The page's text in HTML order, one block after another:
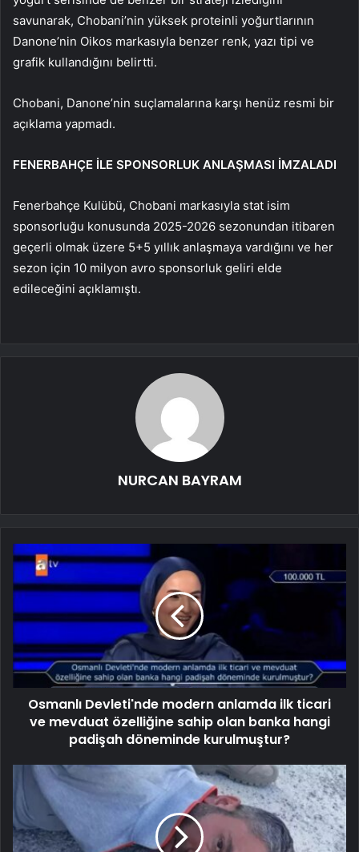
savunarak, Chobani’nin yüksek proteinli yoğurtlarının
Danone’nin Oikos markasıyla benzer renk, yazı tipi ve
grafik kullandığını belirtti.
Chobani, Danone’nin suçlamalarına karşı henüz resmi bir
açıklama yapmadı.
FENERBAHÇE İLE SPONSORLUK ANLAŞMASI İMZALADI
Fenerbahçe Kulübü, Chobani markasıyla stat isim
sponsorluğu konusunda 2025-2026 sezonundan itibaren
geçerli olmak üzere 5+5 yıllık anlaşmaya vardığını ve her
sezon için 10 milyon avro sponsorluk geliri elde
edileceğini açıklamıştı.
NURCAN BAYRAM
Osmanlı Devleti'nde modern anlamda ilk ticari
ve mevduat özelliğine sahip olan banka hangi
padişah döneminde kurulmuştur?